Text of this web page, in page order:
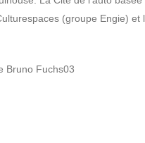
(groupe Engie) et
Bruno Fuchs03